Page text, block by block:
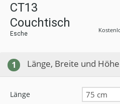
CT13
Couchtisch
Esche
1 Länge, Breite und
Länge